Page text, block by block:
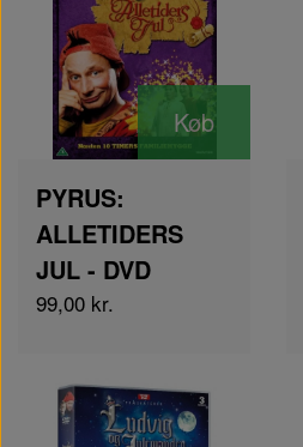
Køb
PYRUS:
ALLETIDERS
JUL - DVD
99,00 kr.